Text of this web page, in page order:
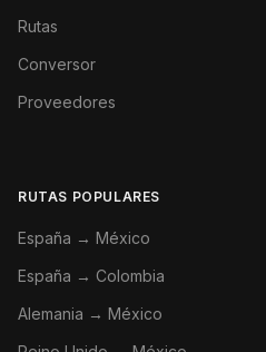
Rutas
Conversor
Proveedores
RUTAS POPULARES
España → México
España → Colombia
Alemania → México